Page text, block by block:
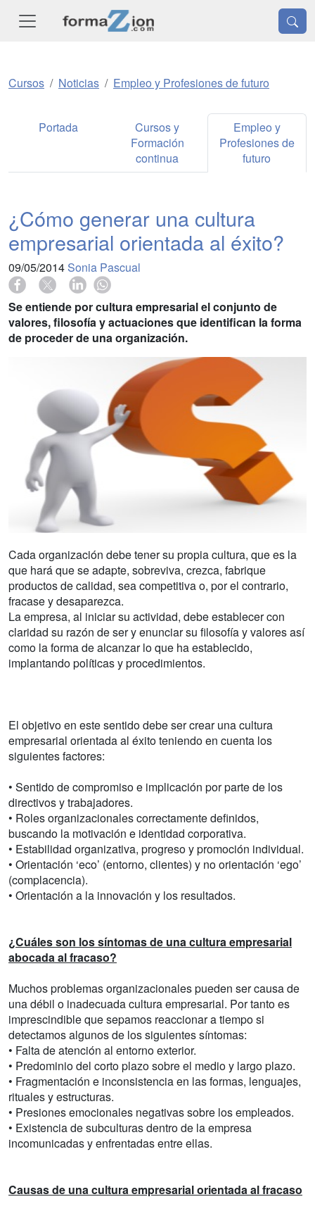
Cursos Noticias Empleo y Profesiones de futuro
Portada
Cursos y
Formación
continua
Empleo y
Profesiones de
futuro
¿Cómo generar una cultura
empresarial orientada al éxito?
09/05/2014 Sonia Pascual
Se entiende por cultura empresarial el conjunto de
valores, filosofía y actuaciones que identifican la forma
de proceder de una organización.
Cada organización debe tener su propia cultura, que es la
que hará que se adapte, sobreviva, crezca, fabrique
productos de calidad, sea competitiva o, por el contrario,
fracase y desaparezca.
La empresa, al iniciar su actividad, debe establecer con
claridad su razón de ser y enunciar su filosofía y valores así
como la forma de alcanzar lo que ha establecido,
implantando políticas y procedimientos.
El objetivo en este sentido debe ser crear una cultura
empresarial orientada al éxito teniendo en cuenta los
siguientes factores:
• Sentido de compromiso e implicación por parte de los
directivos y trabajadores.
• Roles organizacionales correctamente definidos,
buscando la motivación e identidad corporativa.
• Estabilidad organizativa, progreso y promoción individual.
• Orientación ‘eco’ (entorno, clientes) y no orientación ‘ego’
(complacencia).
• Orientación a la innovación y los resultados.
¿Cuáles son los síntomas de una cultura empresarial
abocada al fracaso?
Muchos problemas organizacionales pueden ser causa de
una débil o inadecuada cultura empresarial. Por tanto es
imprescindible que sepamos reaccionar a tiempo si
detectamos algunos de los siguientes síntomas:
• Falta de atención al entorno exterior.
• Predominio del corto plazo sobre el medio y largo plazo.
• Fragmentación e inconsistencia en las formas, lenguajes,
rituales y estructuras.
• Presiones emocionales negativas sobre los empleados.
• Existencia de subculturas dentro de la empresa
incomunicadas y enfrentadas entre ellas.
Causas de una cultura empresarial orientada al fracaso